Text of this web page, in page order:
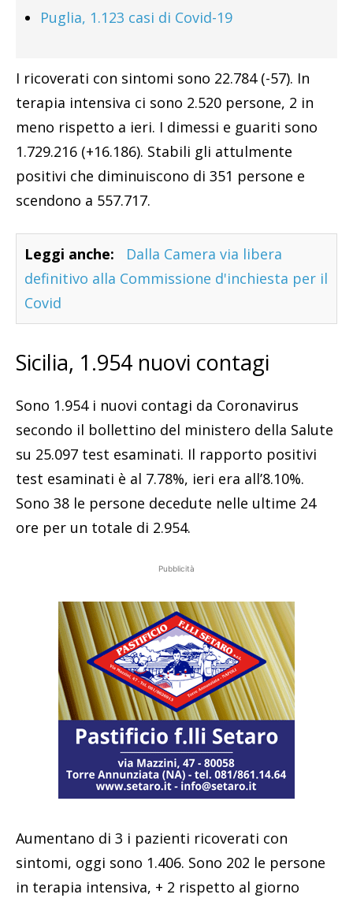
Puglia, 1.123 casi di Covid-19
I ricoverati con sintomi sono 22.784 (-57). In
terapia intensiva ci sono 2.520 persone, 2 in
meno rispetto a ieri. I dimessi e guariti sono
1.729.216 (+16.186). Stabili gli attulmente
positivi che diminuiscono di 351 persone e
scendono a 557.717.
Leggi anche:
Dalla Camera via libera
definitivo alla Commissione d'inchiesta per il
Covid
Sicilia, 1.954 nuovi contagi
Sono 1.954 i nuovi contagi da Coronavirus
secondo il bollettino del ministero della Salute
su 25.097 test esaminati. Il rapporto positivi
test esaminati è al 7.78%, ieri era all’8.10%.
Sono 38 le persone decedute nelle ultime 24
ore per un totale di 2.954.
Pubblicità
Aumentano di 3 i pazienti ricoverati con
sintomi, oggi sono 1.406. Sono 202 le persone
in terapia intensiva, + 2 rispetto al giorno